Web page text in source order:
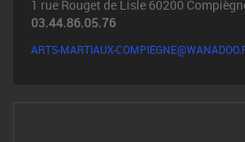
1 rue Rouget de Lisle 60200
03.44.86.05.76
ARTS-MARTIAUX-